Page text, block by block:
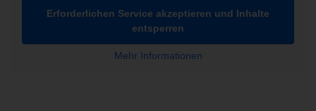
Erforderlichen Service akzeptieren und Inhalte
entsperren
Mehr Informationen